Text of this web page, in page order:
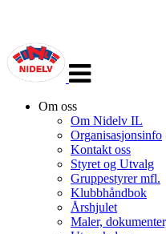
navigasjon
Om oss
Om Nidelv IL
Organisasjonsinfo
Kontakt oss
Styret og Utvalg
Gruppestyrer mfl.
Klubbhåndbok
Årshjulet
Maler,